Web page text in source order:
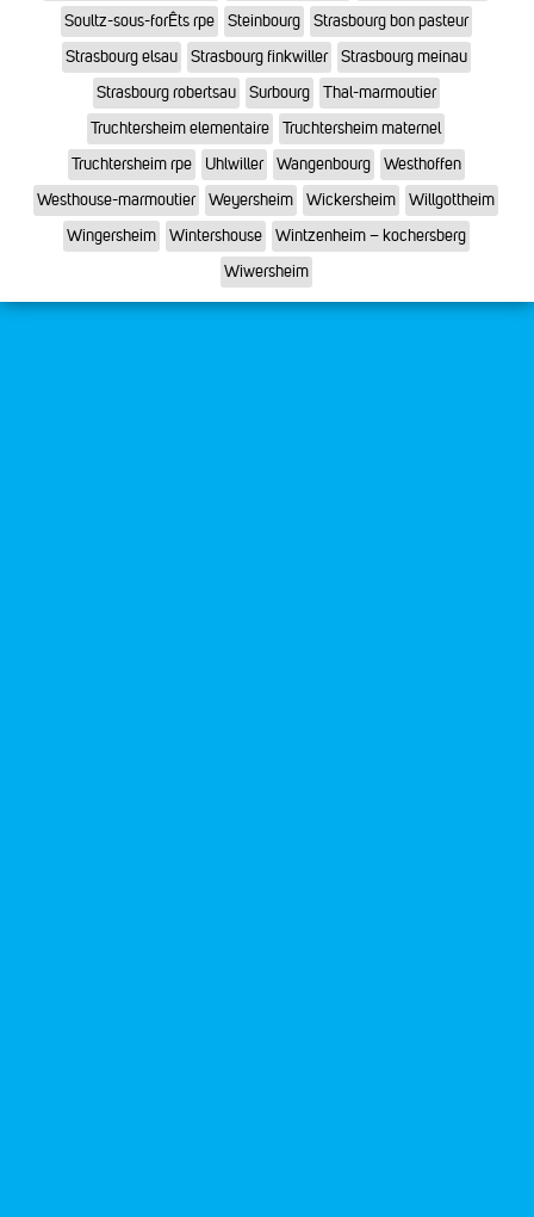
Soultz-sous-forÊts rpe
Steinbourg
Strasbourg bon pasteur
Strasbourg elsau
Strasbourg finkwiller
Strasbourg meinau
Strasbourg robertsau
Surbourg
Thal-marmoutier
Truchtersheim elementaire
Truchtersheim maternel
Truchtersheim rpe
Uhlwiller Wangenbourg
Westhoffen
Westhouse-marmoutier
Weyersheim Wickersheim
Willgottheim
Wingersheim
Wintershouse
Wintzenheim – kochersberg
Wiwersheim